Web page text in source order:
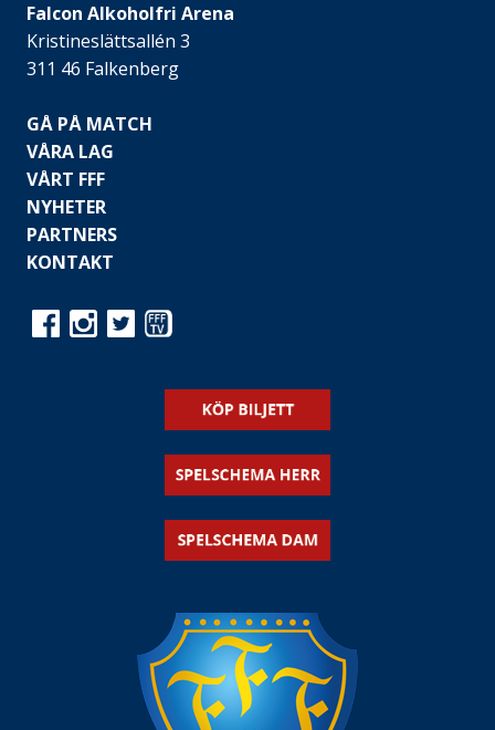
Falcon Alkoholfri Arena
Kristineslättsallén 3
311 46 Falkenberg
GÅ PÅ MATCH
VÅRA LAG
VÅRT FFF
NYHETER
PARTNERS
KONTAKT